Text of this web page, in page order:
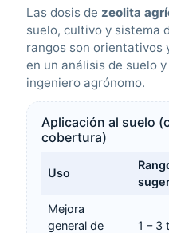
Las dosis de zeolita
suelo, cultivo y sistema
rangos son orientativos
en un análisis de suelo
ingeniero agrónomo.
Aplicación al suelo
cobertura)
Uso
Mejora
general de
1 – 3